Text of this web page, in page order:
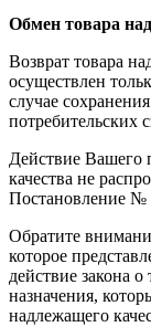
Обмен товара
Возврат товара
осуществлен
случае
потребительских
Действие Вашего
качества не
Постановление №
Обратите
которое
действие закона
назначения,
надлежащего